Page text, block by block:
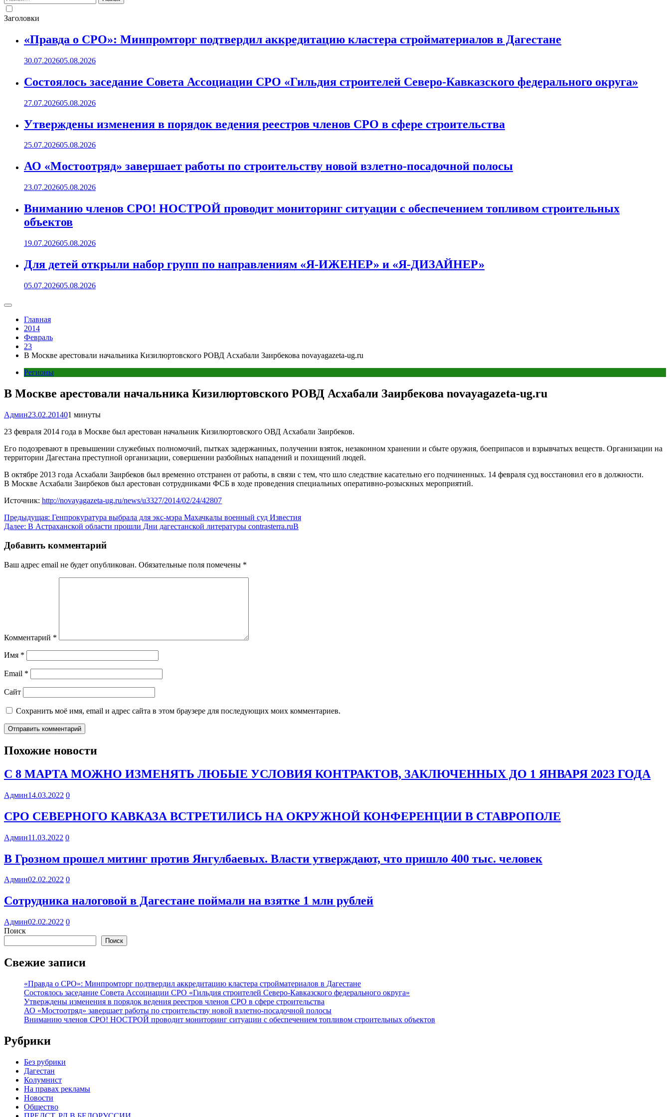
Заголовки
«Правда о СРО»: Минпромторг подтвердил аккредитацию кластера стройматериалов в Дагестане
30.07.202605.08.2026
Состоялось заседание Совета Ассоциации СРО «Гильдия строителей Северо-Кавказского федерального округа»
27.07.202605.08.2026
Утверждены изменения в порядок ведения реестров членов СРО в сфере строительства
25.07.202605.08.2026
АО «Мостоотряд» завершает работы по строительству новой взлетно-посадочной полосы
23.07.202605.08.2026
Вниманию членов СРО! НОСТРОЙ проводит мониторинг ситуации с обеспечением топливом строительных
объектов
19.07.202605.08.2026
Для детей открыли набор групп по направлениям «Я-ИЖЕНЕР» и «Я-ДИЗАЙНЕР»
05.07.202605.08.2026
Главная
2014
Февраль
23
В Москве арестовали начальника Кизилюртовского РОВД Асхабали Заирбекова novayagazeta-ug.ru
Регионы
В Москве арестовали начальника Кизилюртовского РОВД Асхабали Заирбекова novayagazeta-ug.ru
Админ23.02.201401 минуты
23 февраля 2014 года в Москве был арестован начальник Кизилюртовского ОВД Асхабали Заирбеков.
Его подозревают в превышении служебных полномочий, пытках задержанных, получении взяток, незаконном хранении и сбыте оружия, боеприпасов и взрывчатых веществ. Организации на
территории Дагестана преступной организации, совершении разбойных нападений и похищений людей.
В октябре 2013 года Асхабали Заирбеков был временно отстранен от работы, в связи с тем, что шло следствие касательно его подчиненных. 14 февраля суд восстановил его в должности.
В Москве Асхабали Заирбеков был арестован сотрудниками ФСБ в ходе проведения специальных оперативно-розыскных мероприятий.
Источник: http://novayagazeta-ug.ru/news/u3327/2014/02/24/42807
Навигация
по
записям
Предыдущая: Генпрокуратура выбрала для экс-мэра Махачкалы военный суд Известия
Далее: В Астраханской области прошли Дни дагестанской литературы contrasterra.ruВ
Добавить комментарий
Ваш адрес email не будет опубликован. Обязательные поля помечены *
Комментарий *
Имя *
Email *
Сайт
Сохранить моё имя, email и адрес сайта в этом браузере для последующих моих комментариев.
Похожие новости
С 8 МАРТА МОЖНО ИЗМЕНЯТЬ ЛЮБЫЕ УСЛОВИЯ КОНТРАКТОВ, ЗАКЛЮЧЕННЫХ ДО 1 ЯНВАРЯ 2023 ГОДА
Админ14.03.2022 0
СРО СЕВЕРНОГО КАВКАЗА ВСТРЕТИЛИСЬ НА ОКРУЖНОЙ КОНФЕРЕНЦИИ В СТАВРОПОЛЕ
Админ11.03.2022 0
В Грозном прошел митинг против Янгулбаевых. Власти утверждают, что пришло 400 тыс. человек
Админ02.02.2022 0
Сотрудника налоговой в Дагестане поймали на взятке 1 млн рублей
Админ02.02.2022 0
Поиск
Поиск
Свежие записи
«Правда о СРО»: Минпромторг подтвердил аккредитацию кластера стройматериалов в Дагестане
Состоялось заседание Совета Ассоциации СРО «Гильдия строителей Северо-Кавказского федерального округа»
Утверждены изменения в порядок ведения реестров членов СРО в сфере строительства
АО «Мостоотряд» завершает работы по строительству новой взлетно-посадочной полосы
Вниманию членов СРО! НОСТРОЙ проводит мониторинг ситуации с обеспечением топливом строительных объектов
Рубрики
Без рубрики
Дагестан
Колумнист
На правах рекламы
Новости
Общество